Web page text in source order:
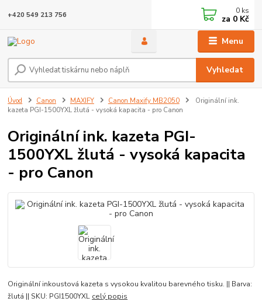
Menu
Vyhledat
+420 549 213 756 0 ks
za 0 Kč
Úvod Canon MAXIFY Canon Maxify MB2050
Originální ink.
kazeta PGI-1500YXL žlutá - vysoká kapacita - pro Canon
Originální ink. kazeta PGI-
1500YXL žlutá - vysoká kapacita
- pro Canon
Originální inkoustová kazeta s vysokou kvalitou barevného tisku. || Barva:
žlutá || SKU: PGI1500YXL celý popis